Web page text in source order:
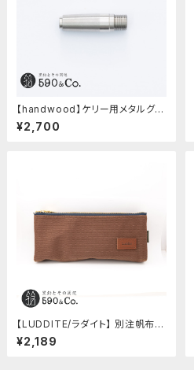
【handwood】ケリー用メタルグリ
¥2,700
【LUDDITE/ラダイト】 別注帆布ベ
ンディペンケース (コーヒー)
¥2,189